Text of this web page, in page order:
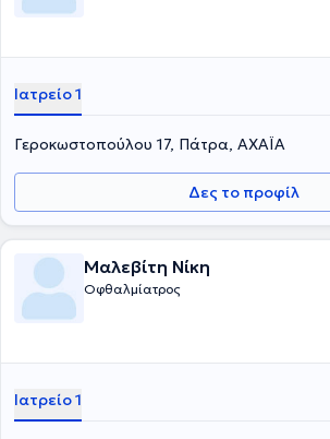
Ιατρείο 1
Γεροκωστοπούλου 17, Πάτρα, ΑΧΑΪΑ
Δες το προφίλ
Μαλεβίτη Νίκη
Οφθαλμίατρος
Ιατρείο 1